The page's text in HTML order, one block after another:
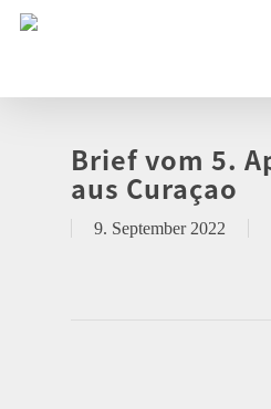
Brief vom 5.
aus Curaçao
9. September 2022